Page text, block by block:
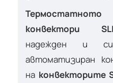
Термостатното
конвектори
надежден и
автоматизиран
на конвекторите